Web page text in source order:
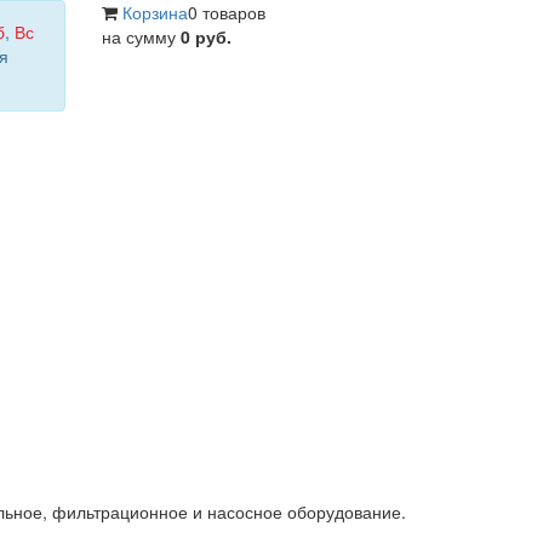
, Вс
Корзина0 товаров
на сумму 0 руб.
фильтрационное и насосное оборудование.